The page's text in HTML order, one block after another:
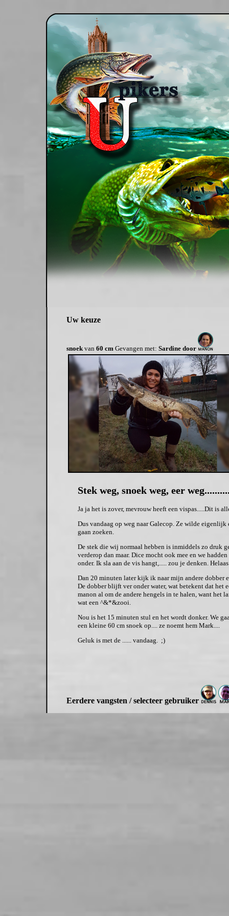
Uw keuze
snoek van 60 cm Gevangen met: Sardine door
Stek weg, snoek weg, eer
Ja ja het is zover, mevrouw heeft een vispas.....Dit is
Dus vandaag op weg naar Galecop. Ze wilde
gaan zoeken.
De stek die wij normaal hebben is inmiddels zo druk
verderop dan maar. Dice mocht ook mee en we
onder. Ik sla aan de vis hangt,..... zou je denken.
Dan 20 minuten later kijk ik naar mijn andere dobber
De dobber blijft ver onder water, wat betekent dat het
manon al om de andere hengels in te halen, want het
wat een ^&*&zooi.
Nou is het 15 minuten stul en het wordt donker. We
een kleine 60 cm snoek op.... ze noemt hem Mark....
Geluk is met de ...... vandaag. ;)
Eerdere vangsten / selecteer gebruiker